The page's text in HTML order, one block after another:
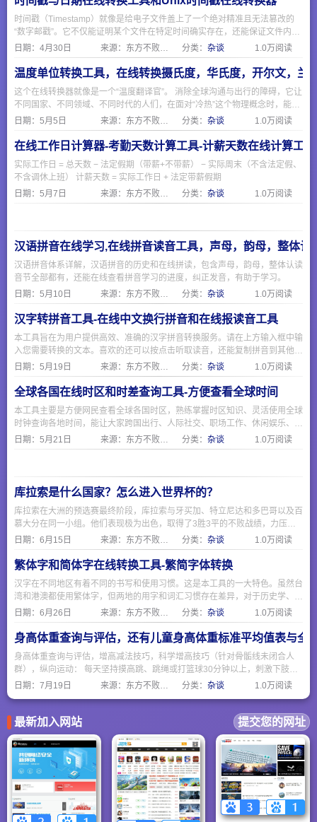
时间戳（Timestamp）就像是给电子文件盖上了一个绝对精准且无法篡改的
“数字邮戳”。它不仅能证明某个文件在特定时间确实存在，还能保证文件内容
从盖章那一刻起没有被修改过。时间戳与日期在线转换工具可以更方便获取时
间戳，时间戳的好处就是花小钱、省时间，给重要的电子文件买了一份“防篡
改、可维权”的终身保险。无论是保护你的原创文章、设计图、代码，还是确
日期： 4月30日 来源：东方不败网址大全 分类：杂谈 1.0万阅读
温度单位转换工具，在线转换摄氏度，华氏度，开尔文，兰
这个在线转换器就像是一个“温度翻译官”。 消除全球沟通与出行的障碍，它让
不同国家、不同领域、不同时代的人们，在面对“冷热”这个物理概念时，能够
使用同一种语言进行无障碍的交流。
日期： 5月5日 来源：东方不败网址大全 分类：杂谈 1.0万阅读
在线工作日计算器-考勤天数计算工具-计薪天数在线计算工具
实际工作日 = 总天数 − 法定假期（带薪+不带薪） − 实际周末（不含法定假、
不含调休上班） 计薪天数 = 实际工作日 + 法定带薪假期
日期： 5月7日 来源：东方不败网址大全 分类：杂谈 1.0万阅读
汉语拼音在线学习,在线拼音读音工具，声母，韵母，整体认
汉语拼音体系详解，汉语拼音的历史和在线拼读，包含声母，韵母，整体认读
音节全部都有，还能在线查看拼音学习的进度，纠正发音，有助于学习。
日期： 5月10日 来源：东方不败网址大全 分类：杂谈 1.0万阅读
汉字转拼音工具-在线中文换行拼音和在线报读音工具
本工具旨在为用户提供高效、准确的汉字拼音转换服务。请在上方输入框中输
入您需要转换的文本。喜欢的还可以按点击听取读音，还能复制拼音到其他文
本编辑
日期： 5月19日 来源：东方不败网址大全 分类：杂谈 1.0万阅读
全球各国在线时区和时差查询工具-方便查看全球时间
本工具主要是方便网民查看全球各国时区，熟练掌握时区知识、灵活使用全球
时钟查询各地时间，能让大家跨国出行、人际社交、职场工作、休闲娱乐、日
常办事等各类生活事务有条不紊开展，不看时间乱来的代价很大，特别是看国
际赛事，美加墨世界杯的时间比咱这边慢了整整12小时，而且同一个美国还
各国时间实用价值。
日期： 5月21日 来源：东方不败网址大全 分类：杂谈 1.0万阅读
库拉索是什么国家？怎么进入世界杯的？
库拉索在大洲的预选赛最终阶段，库拉索与牙买加、特立尼达和多巴哥以及百
慕大分在同一小组。他们表现极为出色，取得了3胜3平的不败战绩，力压牙
买加等队，以小组第一的身份成功拿到了世界杯门票。
日期： 6月15日 来源：东方不败网址大全 分类：杂谈 1.0万阅读
繁体字和简体字在线转换工具-繁简字体转换
汉字在不同地区有着不同的书写和使用习惯。这是本工具的一大特色。虽然台
湾和港澳都使用繁体字，但两地的用字和词汇习惯存在差异，对于历史学、文
学、古籍研究等领域的学者或爱好者来说，许多原始史料、古籍文献都是繁体
字。使用转换工具可以帮助快速将繁体文献转为简体进行初步阅读和检索。
日期： 6月26日 来源：东方不败网址大全 分类：杂谈 1.0万阅读
身高体重查询与评估，还有儿童身高体重标准平均值表与全
身高体重查询与评估，增高减法技巧，科学增高技巧（针对骨骺线未闭合人
群），纵向运动： 每天坚持摸高跳、跳绳或打篮球30分钟以上，刺激下肢骨
骼生长板。拉伸脊柱： 睡前进行悬垂、瑜伽猫牛式或体前屈，缓解脊柱压
日期： 7月19日 来源：东方不败网址大全 分类：杂谈 1.0万阅读
最新加入网站 提交您的网址